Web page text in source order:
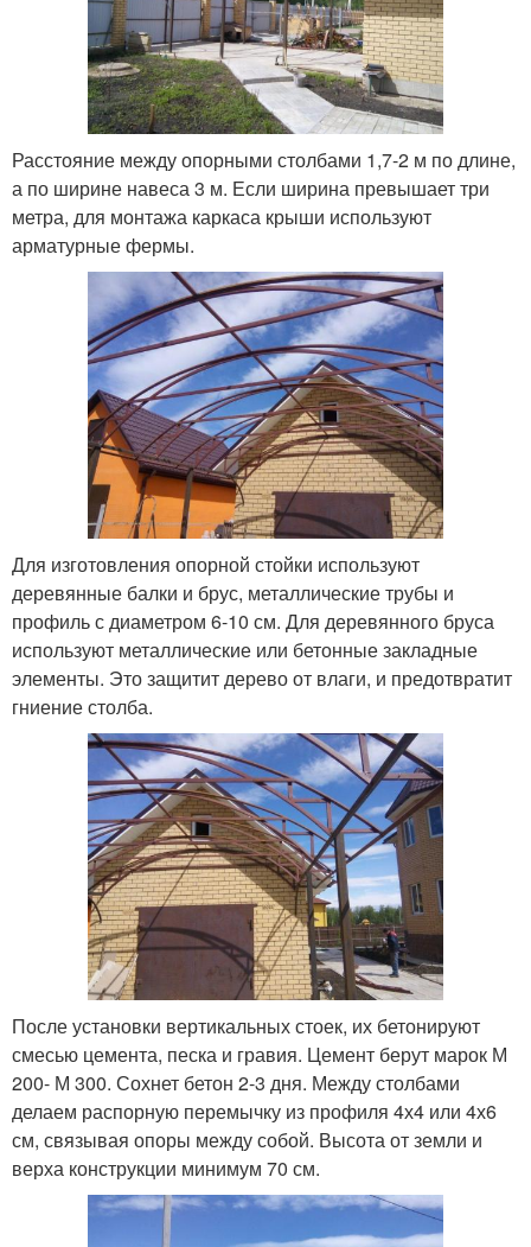
Расстояние между опорными столбами 1,7-2 м по длине,
а по ширине навеса 3 м. Если ширина превышает три
метра, для монтажа каркаса крыши используют
арматурные фермы.
Для изготовления опорной стойки используют
деревянные балки и брус, металлические трубы и
профиль с диаметром 6-10 см. Для деревянного бруса
используют металлические или бетонные закладные
элементы. Это защитит дерево от влаги, и предотвратит
гниение столба.
После установки вертикальных стоек, их бетонируют
смесью цемента, песка и гравия. Цемент берут марок М
200- М 300. Сохнет бетон 2-3 дня. Между столбами
делаем распорную перемычку из профиля 4х4 или 4х6
см, связывая опоры между собой. Высота от земли и
верха конструкции минимум 70 см.